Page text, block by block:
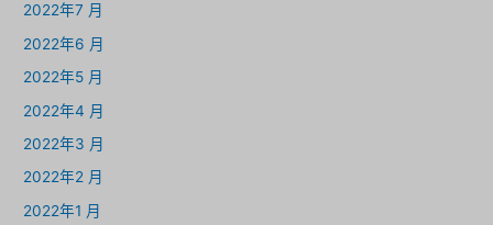
2022年7 月
2022年6 月
2022年5 月
2022年4 月
2022年3 月
2022年2 月
2022年1 月